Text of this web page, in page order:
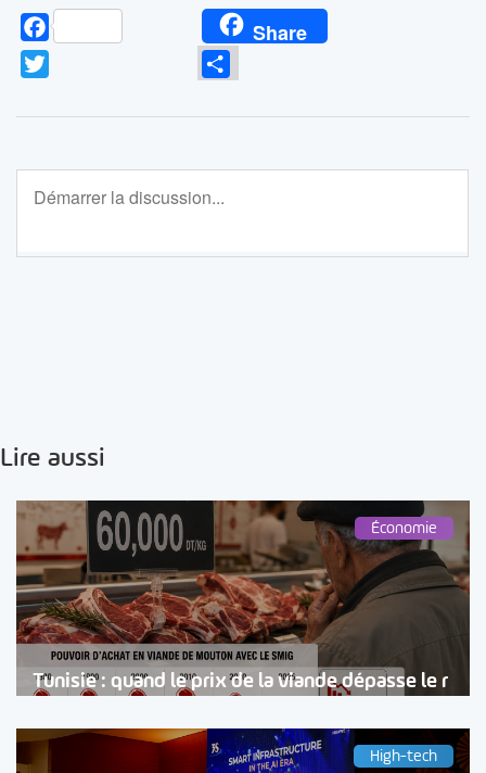
Facebook Share
Lire aussi
Économie
Tunisie : quand le prix de la viande dépasse le r
High-tech